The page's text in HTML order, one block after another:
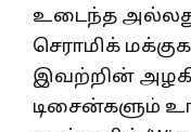
உடைந்த
செராமிக்
இவற்றின்
டிசைன்களும்